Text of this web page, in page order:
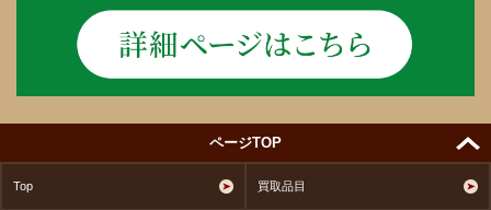
ページTOP
Top 買取品目